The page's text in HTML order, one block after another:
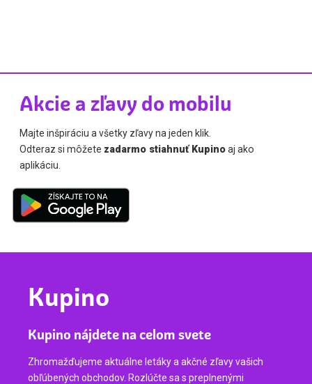
Akcie a zľavy do mobilu
Majte inšpiráciu a všetky zľavy na jeden klik.
Odteraz si môžete zadarmo stiahnuť Kupinoaj ako
aplikáciu.
Kupino
Kupino nájdete na celom svete
Zhromažďujeme aktuálne letáky a akčné zľavy vašich
obľúbených obchodov. Rozlúčte sa s preplnenými